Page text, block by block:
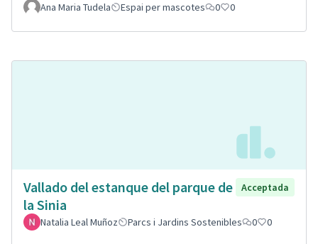
Ana Maria Tudela
Espai per mascotes 0 0
Vallado del estanque del parque de
la Sinia
Acceptada
Natalia Leal Muñoz Parcs i Jardins Sostenibles 0 0